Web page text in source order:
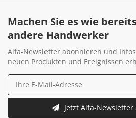
Machen Sie es wie
andere Handwerker
Alfa-Newsletter abonnieren und
neuen Produkten und Ereignissen
Jetzt Alfa-